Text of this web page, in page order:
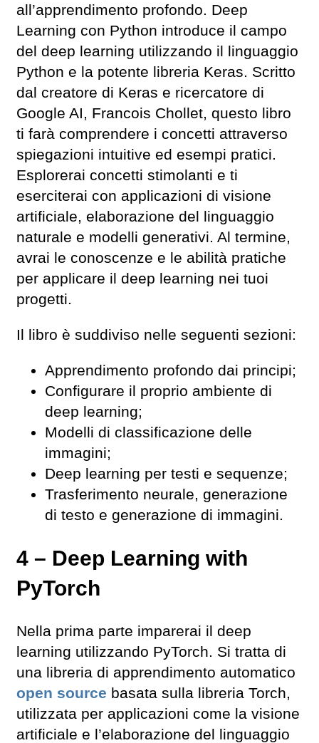
all’apprendimento profondo. Deep
Learning con Python introduce il campo
del deep learning utilizzando il linguaggio
Python e la potente libreria Keras. Scritto
dal creatore di Keras e ricercatore di
Google AI, Francois Chollet, questo libro
ti farà comprendere i concetti attraverso
spiegazioni intuitive ed esempi pratici.
Esplorerai concetti stimolanti e ti
eserciterai con applicazioni di visione
artificiale, elaborazione del linguaggio
naturale e modelli generativi. Al termine,
avrai le conoscenze e le abilità pratiche
per applicare il deep learning nei tuoi
progetti.
Il libro è suddiviso nelle seguenti sezioni:
Apprendimento profondo dai principi;
Configurare il proprio ambiente di
deep learning;
Modelli di classificazione delle
immagini;
Deep learning per testi e sequenze;
Trasferimento neurale, generazione
di testo e generazione di immagini.
4 – Deep Learning with
PyTorch
Nella prima parte imparerai il deep
learning utilizzando PyTorch. Si tratta di
una libreria di apprendimento automatico
open source basata sulla libreria Torch,
utilizzata per applicazioni come la visione
artificiale e l’elaborazione del linguaggio